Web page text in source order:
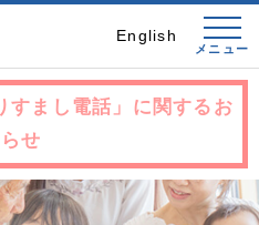
English
メニュー
すまし電話」に関するお
せ